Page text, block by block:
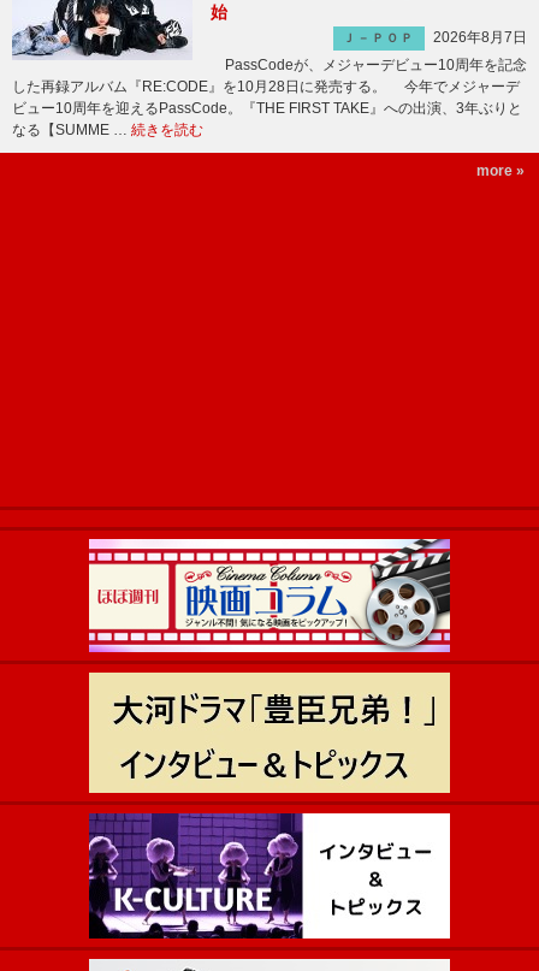
始
Ｊ－ＰＯＰ
2026年8月7日
PassCodeが、メジャーデビュー10周年を記念
した再録アルバム『RE:CODE』を10月28日に発売する。 今年でメジャーデ
ビュー10周年を迎えるPassCode。『THE FIRST TAKE』への出演、3年ぶりと
なる【SUMME … 続きを読む
more »